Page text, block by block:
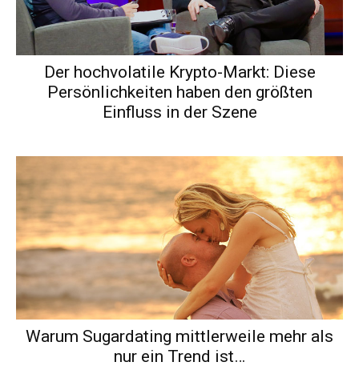
Der hochvolatile Krypto-Markt: Diese
Persönlichkeiten haben den größten
Einfluss in der Szene
Warum Sugardating mittlerweile mehr als
nur ein Trend ist…